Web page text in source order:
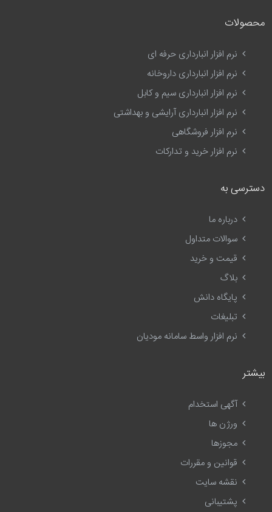
محصولات
نرم افزار انبارداری حرفه ای
نرم افزار انبارداری داروخانه
نرم افزار انبارداری سیم و کابل
نرم افزار انبارداری آرایشی و بهداشتی
نرم افزار فروشگاهی
نرم افزار خرید و تدارکات
دسترسی به
درباره ما
سوالات متداول
قیمت و خرید
بلاگ
پایگاه دانش
تبلیغات
نرم افزار واسط سامانه مودیان
بیشتر
آگهی استخدام
ورژن ها
مجوزها
قوانین و مقررات
نقشه سایت
پشتیبانی